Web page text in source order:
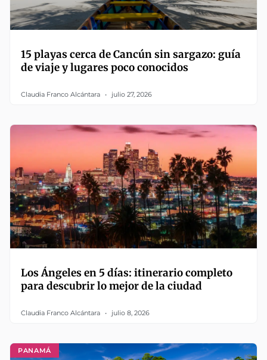
15 playas cerca de Cancún sin sargazo: guía
de viaje y lugares poco conocidos
Claudia Franco Alcántara julio 27, 2026
Los Ángeles en 5 días: itinerario completo
para descubrir lo mejor de la ciudad
Claudia Franco Alcántara julio 8, 2026
PANAMÁ